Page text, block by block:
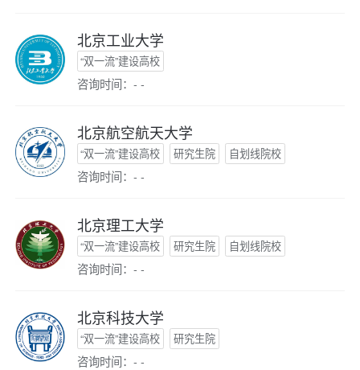
北京工业大学
“双一流”建设高校
咨询时间：- -
北京航空航天大学
“双一流”建设高校 研究生院 自划线院校
咨询时间：- -
北京理工大学
“双一流”建设高校 研究生院 自划线院校
咨询时间：- -
北京科技大学
“双一流”建设高校 研究生院
咨询时间：- -